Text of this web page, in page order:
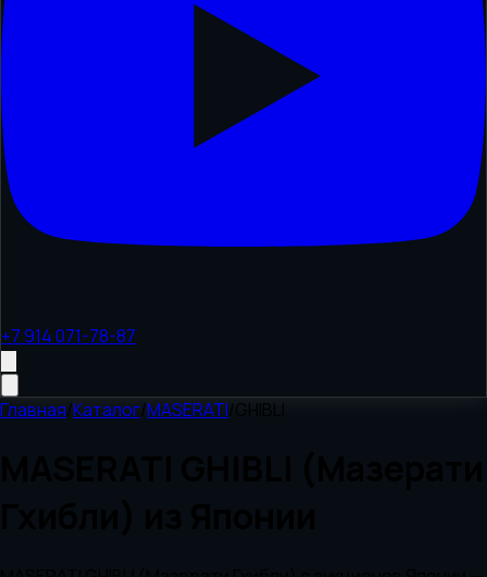
+7 914 071-78-87
Главная/Каталог/MASERATI/GHIBLI